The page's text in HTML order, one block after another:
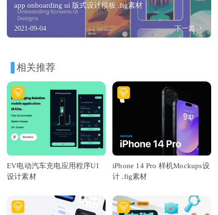
app onboarding ui 版式设计模板 .fig素材
2021-09-04 下一篇
相关推荐
EV电动汽车充电应用程序UI
设计素材
iPhone 14 Pro 样机Mockups设
计 .fig素材